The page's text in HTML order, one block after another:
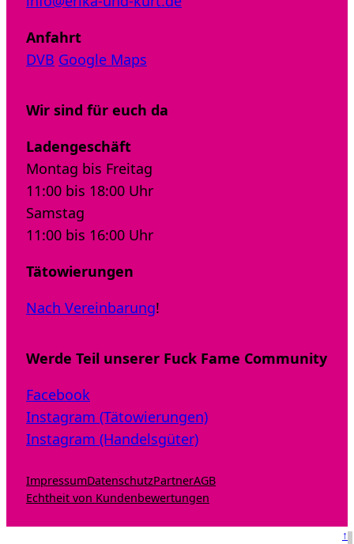
Anfahrt
DVB Google Maps
Wir sind für euch da
Ladengeschäft
Montag bis Freitag
11:00 bis 18:00 Uhr
Samstag
11:00 bis 16:00 Uhr
Tätowierungen
Nach Vereinbarung!
Werde Teil unserer Fuck Fame Community
Facebook
Instagram (Tätowierungen)
Instagram (Handelsgüter)
ImpressumDatenschutzPartnerAGB
Echtheit von Kundenbewertungen
↑